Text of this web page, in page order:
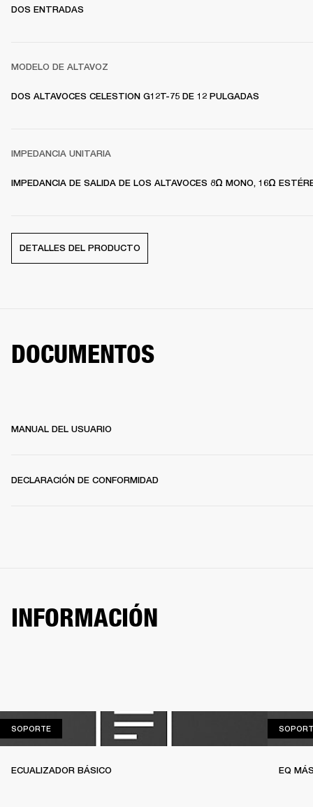
DOS ENTRADAS
MODELO DE ALTAVOZ
DOS ALTAVOCES CELESTION G12T-75 DE 12 PULGADAS
IMPEDANCIA UNITARIA
IMPEDANCIA DE SALIDA DE LOS ALTAVOCES 8Ω MONO, 16Ω
DETALLES DEL PRODUCTO
DOCUMENTOS
MANUAL DEL USUARIO
DECLARACIÓN DE CONFORMIDAD
INFORMACIÓN
SOPORTESOPORTE
ECUALIZADOR BÁSICO EQ